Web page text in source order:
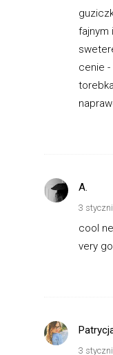
fajnym
cenie
A.
3
cool
very
3